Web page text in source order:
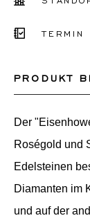
TERMIN
PRODUKT
Der
Roségold und
Edelsteinen
Diamanten im
und auf der